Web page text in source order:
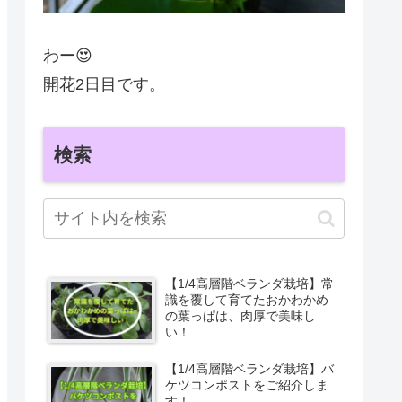
わー😍
開花2日目です。
検索
【1/4高層階ベランダ栽培】常
識を覆して育てたおかわかめ
の葉っぱは、肉厚で美味し
い！
【1/4高層階ベランダ栽培】バ
ケツコンポストをご紹介しま